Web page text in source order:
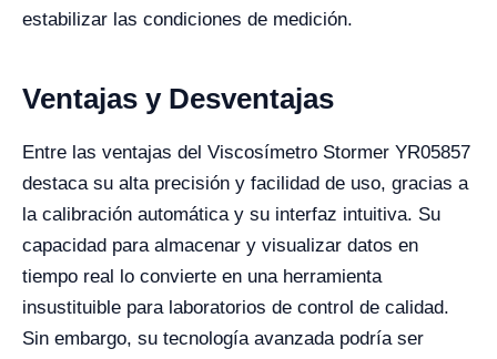
estabilizar las condiciones de medición.
Ventajas y Desventajas
Entre las ventajas del Viscosímetro Stormer YR05857
destaca su alta precisión y facilidad de uso, gracias a
la calibración automática y su interfaz intuitiva. Su
capacidad para almacenar y visualizar datos en
tiempo real lo convierte en una herramienta
insustituible para laboratorios de control de calidad.
Sin embargo, su tecnología avanzada podría ser